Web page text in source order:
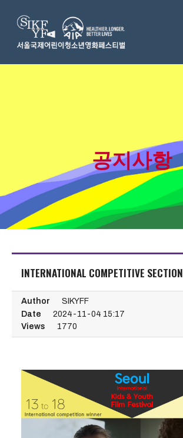
content
공지사항
INTERNATIONAL COMPETITIVE SECTION
Author
SIKYFF
Date
2024-11-04 15:17
Views
1770